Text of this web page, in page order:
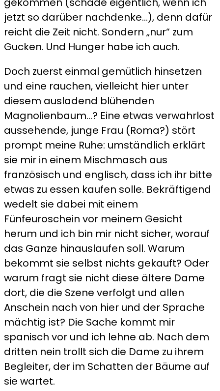
jetzt so darüber nachdenke…), denn dafür
reicht die Zeit nicht. Sondern „nur“ zum
Gucken. Und Hunger habe ich auch.
Doch zuerst einmal gemütlich hinsetzen
und eine rauchen, vielleicht hier unter
diesem ausladend blühenden
Magnolienbaum…? Eine etwas verwahrlost
aussehende, junge Frau (Roma?) stört
prompt meine Ruhe: umständlich erklärt
sie mir in einem Mischmasch aus
französisch und englisch, dass ich ihr bitte
etwas zu essen kaufen solle. Bekräftigend
wedelt sie dabei mit einem
Fünfeuroschein vor meinem Gesicht
herum und ich bin mir nicht sicher, worauf
das Ganze hinauslaufen soll. Warum
bekommt sie selbst nichts gekauft? Oder
warum fragt sie nicht diese ältere Dame
dort, die die Szene verfolgt und allen
Anschein nach von hier und der Sprache
mächtig ist? Die Sache kommt mir
spanisch vor und ich lehne ab. Nach dem
dritten nein trollt sich die Dame zu ihrem
Begleiter, der im Schatten der Bäume auf
sie wartet.